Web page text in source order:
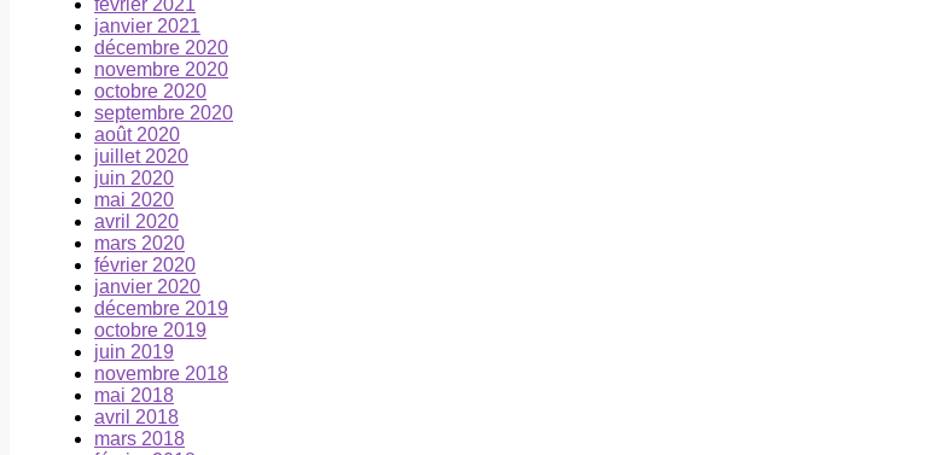
février 2021
janvier 2021
décembre 2020
novembre 2020
octobre 2020
septembre 2020
août 2020
juillet 2020
juin 2020
mai 2020
avril 2020
mars 2020
février 2020
janvier 2020
décembre 2019
octobre 2019
juin 2019
novembre 2018
mai 2018
avril 2018
mars 2018